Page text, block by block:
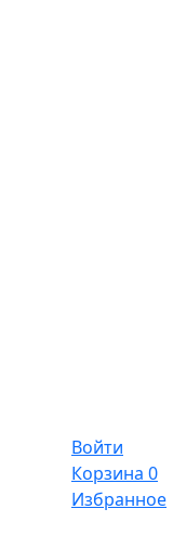
Войти
Корзина 0
Избранное